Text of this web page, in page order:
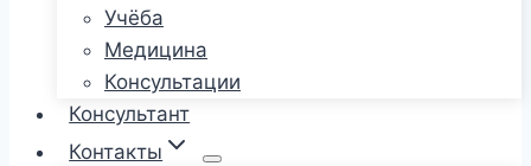
Учёба
Медицина
Консультации
Консультант
Контакты